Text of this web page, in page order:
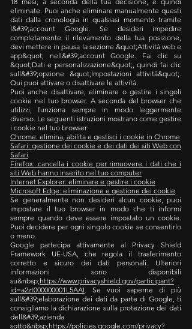
eliminate. Puoi anche eliminare manualmente questi
dati dalla cronologia in qualsiasi momento tramite
l&#39;account Google. Se desideri impedire
completamente il rilevamento della tua posizione,
devi mettere in pausa la sezione &quot;Attività web e
app&quot; nell&#39;account Google. Fai clic su
&quot;Dati e personalizzazione&quot;, quindi fai clic
sull&#39;opzione &quot;Impostazioni attività&quot;.
Qui puoi attivare o disattivare le attività.
Puoi anche disattivare, eliminare o gestire i singoli
cookie nel tuo browser. A seconda del browser che
utilizzi, funziona sempre in modo leggermente
diverso. Le seguenti istruzioni mostrano come gestire
i cookie nel tuo browser:
Chrome: elimina, abilita e gestisci i cookie in Chrome
Safari: gestione dei cookie e dei dati dei siti Web con
Safari
Firefox: cancella i cookie per rimuovere i dati che i
siti Web hanno inserito nel tuo computer
Internet Explorer: eliminare e gestire i cookie
Microsoft Edge: eliminazione e gestione dei cookie
Se generalmente non desideri alcun cookie, puoi
impostare il tuo browser in modo che ti informi
sempre quando deve essere impostato un cookie.
Puoi decidere per ogni singolo cookie se consentirlo
o meno.
Google partecipa attivamente al Privacy Shield
Framework UE-USA, che regola il trasferimento
corretto e sicuro dei dati personali. Ulteriori
informazioni sono disponibili
su&nbsp;https://www.privacyshield.gov/participant?
id=a2zt000000001L5AAI. Se vuoi saperne di più
sull&#39;elaborazione dei dati da parte di Google, ti
consigliamo la dichiarazione sulla protezione dei dati
dell&#39;azienda
sotto&nbsp;https://policies.google.com/privacy?